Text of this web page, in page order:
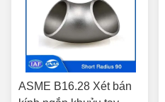
ASME B16.28 Xét bán